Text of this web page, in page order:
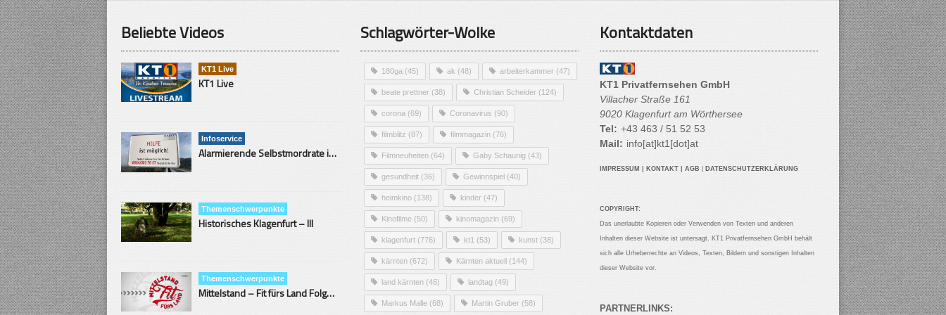
Beliebte Videos
KT1 Live
KT1 Live
Infoservice
Alarmierende Selbstmordrate in Kärnten
Themenschwerpunkte
Historisches Klagenfurt – III
Themenschwerpunkte
Mittelstand – Fit fürs Land Folge 9- Konditor
Schlagwörter-Wolke
180ga (45) ak (48) arbeiterkammer (47)
beate prettner (38) Christian Scheider (124)
corona (69) Coronavirus (90)
filmblitz (87) filmmagazin (76)
Filmneuheiten (64) Gaby Schaunig (43)
gesundheit (36) Gewinnspiel (40)
heimkino (138) kinder (47)
Kinofilme (50) kinomagazin (69)
klagenfurt (776) kt1 (53) kunst (38)
kärnten (672) Kärnten aktuell (144)
land kärnten (46) landtag (49)
Markus Malle (68) Martin Gruber (58)
Kontaktdaten
KT1 Privatfernsehen GmbH
Villacher Straße 161
9020 Klagenfurt am Wörthersee
Tel: +43 463 / 51 52 53
Mail: info[at]kt1[dot]at
IMPRESSUM KONTAKT AGB DATENSCHUTZERKLÄRUNG
COPYRIGHT:
Das unerlaubte Kopieren oder Verwenden von Texten und anderen
Inhalten dieser Website ist untersagt. KT1 Privatfernsehen GmbH behält
sich alle Urheberrechte an Videos, Texten, Bildern und sonstigen Inhalten
dieser Website vor.
PARTNERLINKS: